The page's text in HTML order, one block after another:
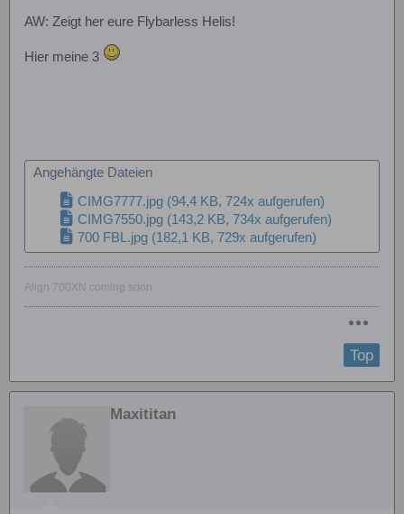
AW: Zeigt her eure Flybarless Helis!
Hier meine 3
Angehängte Dateien
CIMG7777.jpg (94,4 KB, 724x aufgerufen)
CIMG7550.jpg (143,2 KB, 734x aufgerufen)
700 FBL.jpg (182,1 KB, 729x aufgerufen)
Align 700XN coming soon
Top
Maxititan